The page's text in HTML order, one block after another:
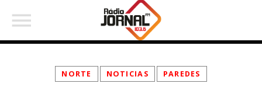
NORTE NOTICIAS PAREDES